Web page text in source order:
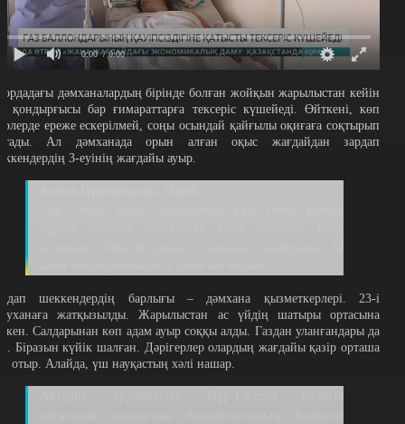
0:00 / 0:00
дәмханалардың бірінде болған жойқын жарылыстан кейін
қондырғысы бар ғимараттарға тексеріс күшейеді. Өйткені, көп
ереже ескерілмей, соңы осындай қайғылы оқиғаға соқтырып
Ал дәмханада орын алған оқыс жағдайдан зардап
3-еуінің жағдайы ауыр.
шеккендердің барлығы – дәмхана қызметкерлері. 23-і
жатқызылды. Жарылыстан ас үйдің шатыры ортасына
Салдарынан көп адам ауыр соққы алды. Газдан уланғандары да
Біразын күйік шалған. Дәрігерлер олардың жағдайы қазір орташа
отыр. Алайда, үш науқастың хәлі нашар.